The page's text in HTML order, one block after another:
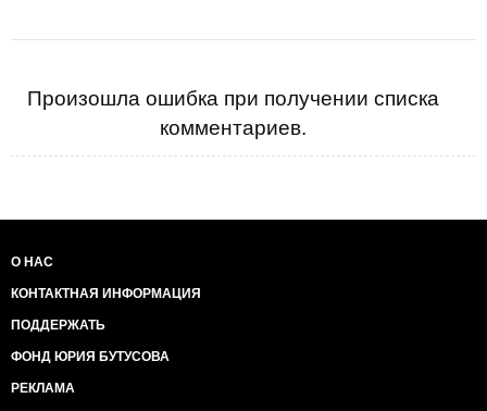
Произошла ошибка при получении списка
комментариев.
О НАС
КОНТАКТНАЯ ИНФОРМАЦИЯ
ПОДДЕРЖАТЬ
ФОНД ЮРИЯ БУТУСОВА
РЕКЛАМА